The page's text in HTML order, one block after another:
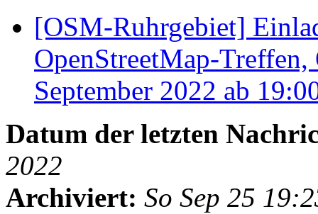
[OSM-Ruhrgebiet]
OpenStreetMap-
September 2022 ab
Datum der letzten
2022
Archiviert: So Sep 25